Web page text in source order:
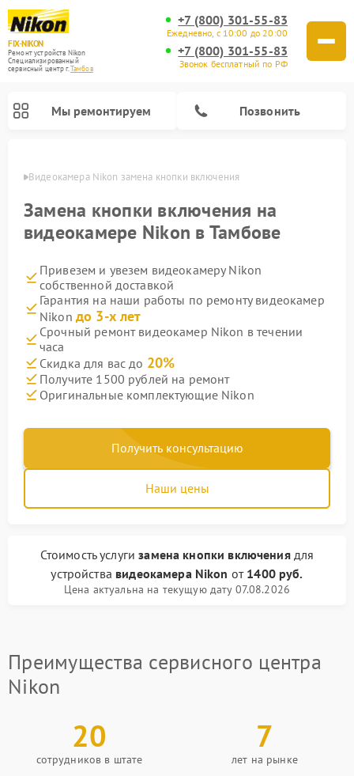
FIX-NIKON
Ремонт устройств Nikon
Специализированный
cервисный центр г.Тамбов
+7 (800) 301-55-83
Ежедневно, с 10:00 до 20:00
+7 (800) 301-55-83
Звонок бесплатный по РФ
Мы ремонтируем Позвонить
Видеокамера Nikon замена кнопки включения
Замена кнопки включения на
видеокамере Nikon в Тамбове
Привезем и увезем видеокамеру Nikon
собственной доставкой
Гарантия на наши работы по ремонту видеокамер
Nikon до 3-х лет
Срочный ремонт видеокамер Nikon в течении
часа
Скидка для вас до 20%
Получите 1500 рублей на ремонт
Оригинальные комплектующие Nikon
Получить консультацию
Наши цены
Стоимость услугизамена кнопки включениядля
устройства видеокамера Nikon от 1400 руб.
Цена актуальна на текущую дату 07.08.2026
Преимущества сервисного центра
Nikon
20
сотрудников в штате
7
лет на рынке